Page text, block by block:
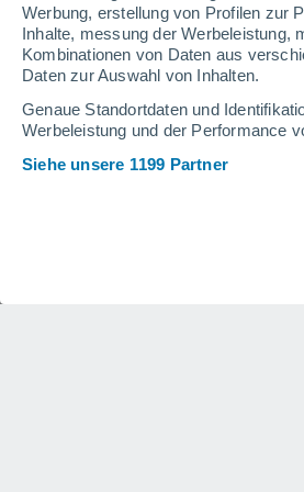
Werbung, erstellung von Profilen zur
Inhalte, messung der Werbeleistung,
Kombinationen von Daten aus
Daten zur Auswahl von Inhalten.
Genaue Standortdaten und
Werbeleistung und der Performance
Siehe unsere 1199 Partner